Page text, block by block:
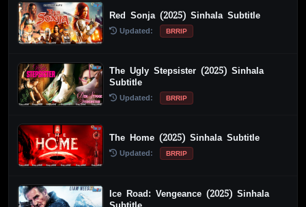
Red Sonja (2025) Sinhala Subtitle
Updated: BRRIP
The Ugly Stepsister (2025) Sinhala
Subtitle
Updated: BRRIP
The Home (2025) Sinhala Subtitle
Updated: BRRIP
Ice Road: Vengeance (2025) Sinhala